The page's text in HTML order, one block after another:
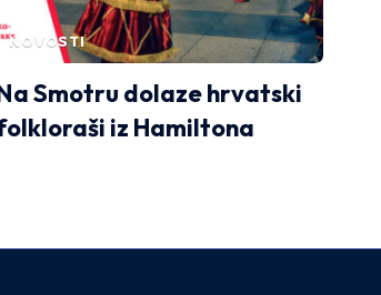
NOVOSTI
Smotru dolaze hrvatski
iz Hamiltona